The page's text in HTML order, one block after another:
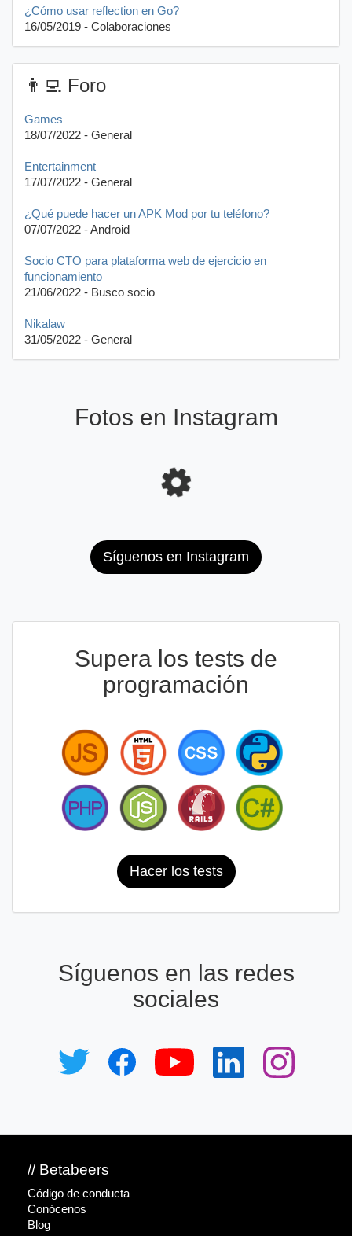
¿Cómo usar reflection en Go?
16/05/2019 - Colaboraciones
👨‍💻 Foro
Games
18/07/2022 - General
Entertainment
17/07/2022 - General
¿Qué puede hacer un APK Mod por tu teléfono?
07/07/2022 - Android
Socio CTO para plataforma web de ejercicio en
funcionamiento
21/06/2022 - Busco socio
Nikalaw
31/05/2022 - General
Fotos en Instagram
Síguenos en Instagram
Supera los tests de
programación
Hacer los tests
Síguenos en las redes
sociales
// Betabeers
Código de conducta
Conócenos
Blog